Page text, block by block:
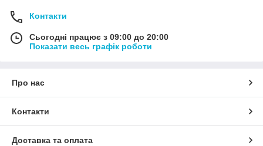
Контакти
Сьогодні працює з 09:00 до 20:00
Показати весь графік роботи
Про нас
Контакти
Доставка та оплата